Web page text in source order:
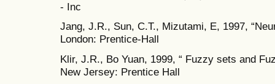
- Inc
Jang, J.R., Sun, C.T., Mizutami, E, 1997,
London: Prentice-Hall
Klir, J.R., Bo Yuan, 1999, “ Fuzzy sets and
New Jersey: Prentice Hall